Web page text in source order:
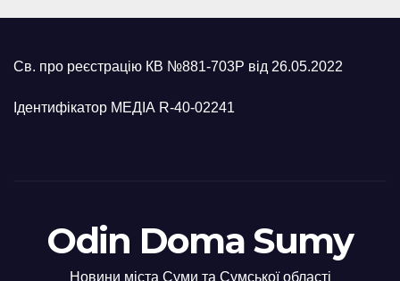
Св. про реєстрацію КВ №881-703Р від 26.05.2022
Ідентифікатор МЕДІА R-40-02241
Odin Doma Sumy
Новини міста Суми та Сумської області